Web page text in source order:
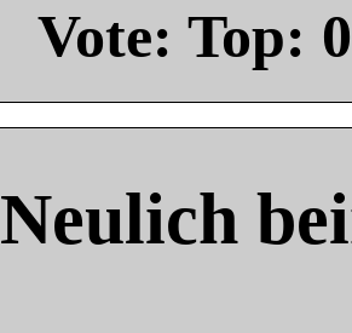
Vote: Top: 0
Neulich